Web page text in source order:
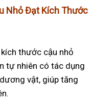
Nhỏ Đạt Kích Thước
thước cậu nhỏ
tự nhiên có tác dụng
vật, giúp tăng